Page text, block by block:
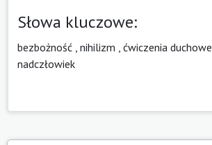
Słowa kluczowe:
bezbożność nihilizm ćwiczenia duchowe
nadczłowiek